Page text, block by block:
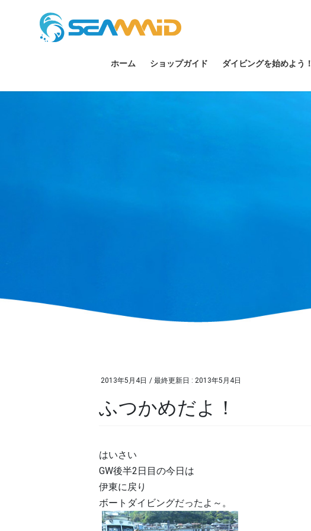
ホーム ショップガイド ダイビングを始めよう！
2013年5月4日 / 最終更新日 : 2013年5月4日
ふつかめだよ！
はいさい
GW後半2日目の今日は
伊東に戻り
ボートダイビングだったよ～。